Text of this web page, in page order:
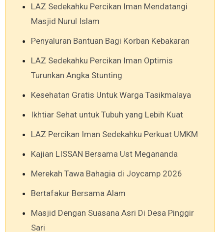
LAZ Sedekahku Percikan Iman Mendatangi
Masjid Nurul Islam
Penyaluran Bantuan Bagi Korban Kebakaran
LAZ Sedekahku Percikan Iman Optimis
Turunkan Angka Stunting
Kesehatan Gratis Untuk Warga Tasikmalaya
Ikhtiar Sehat untuk Tubuh yang Lebih Kuat
LAZ Percikan Iman Sedekahku Perkuat UMKM
Kajian LISSAN Bersama Ust Megananda
Merekah Tawa Bahagia di Joycamp 2026
Bertafakur Bersama Alam
Masjid Dengan Suasana Asri Di Desa Pinggir
Sari